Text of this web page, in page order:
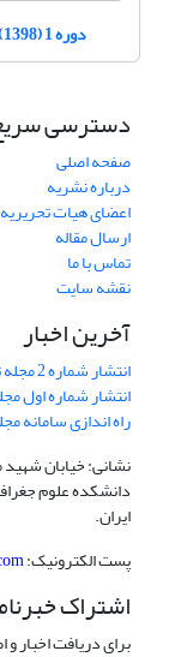
دوره 1 (1398)
دسترسی
صفحه اصلی
درباره نشریه
اعضای هیات تحریریه
ارسال مقاله
تماس با ما
نقشه سایت
آخرین اخبار
انتشار شماره 2 مجله توسعه فضاهای پیراشهری
انتشار شماره اول
راه اندازی سامانه
نشانی: خیابان شهید
دانشکده علوم
ایران.
پست الکترونیک:
اشتراک
برای دریافت اخبار